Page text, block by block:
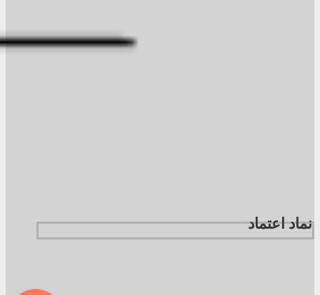
نماد اعتماد